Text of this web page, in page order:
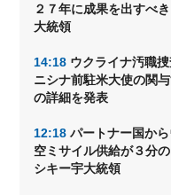
２７年に成果を出すべ
大統領
14:18 ウクライナ汚職
ニシナ前駐米大使の関
の詳細を発表
12:18 パートナー国か
空ミサイル供給が３分
シキー宇大統領